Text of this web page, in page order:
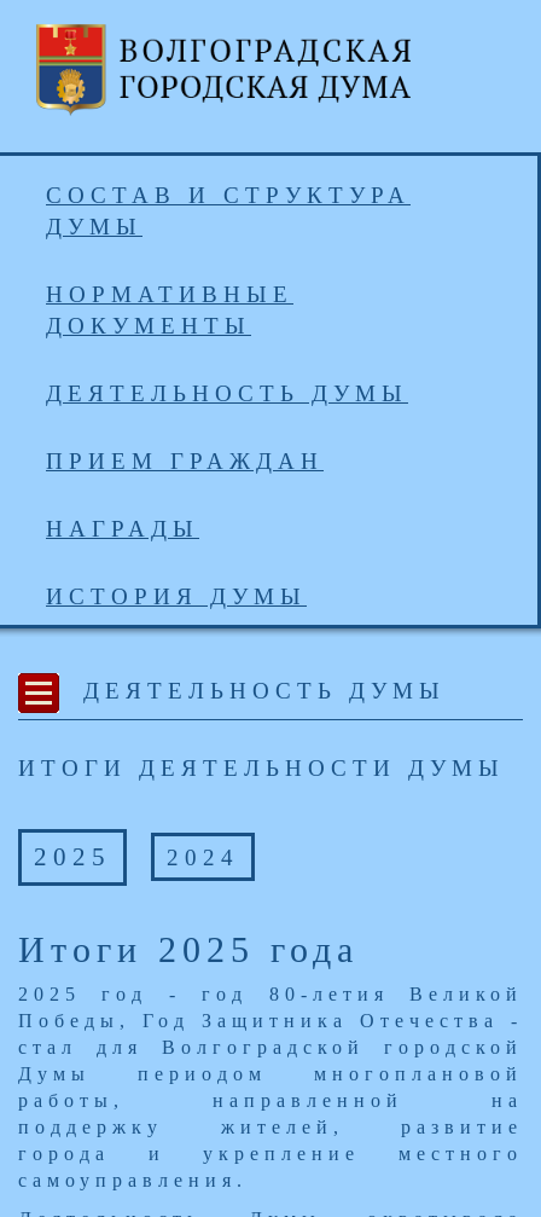
СОСТАВ И СТРУКТУРА
ДУМЫ
НОРМАТИВНЫЕ
ДОКУМЕНТЫ
ДЕЯТЕЛЬНОСТЬ ДУМЫ
ПРИЕМ ГРАЖДАН
НАГРАДЫ
ИСТОРИЯ ДУМЫ
ДЕЯТЕЛЬНОСТЬ ДУМЫ
ИТОГИ ДЕЯТЕЛЬНОСТИ ДУМЫ
2025 2024
Итоги 2025 года
​2025 год - год 80-летия Великой
Победы, Год Защитника Отечества -
стал для Волгоградской городской
Думы периодом многоплановой
работы, направленной на
поддержку жителей, развитие
города и укрепление местного
самоуправления.